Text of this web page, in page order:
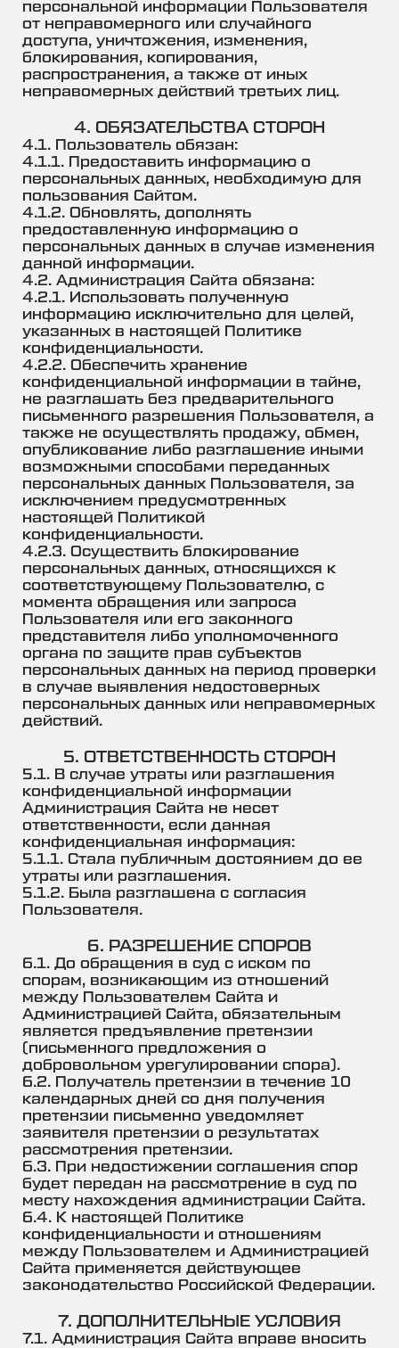
персональной информации Пользователя
от неправомерного или случайного
доступа, уничтожения, изменения,
блокирования, копирования,
распространения, а также от иных
неправомерных действий третьих лиц.
4. ОБЯЗАТЕЛЬСТВА СТОРОН
4.1. Пользователь обязан:
4.1.1. Предоставить информацию о
персональных данных, необходимую для
пользования Сайтом.
4.1.2. Обновлять, дополнять
предоставленную информацию о
персональных данных в случае изменения
данной информации.
4.2. Администрация Сайта обязана:
4.2.1. Использовать полученную
информацию исключительно для целей,
указанных в настоящей Политике
конфиденциальности.
4.2.2. Обеспечить хранение
конфиденциальной информации в тайне,
не разглашать без предварительного
письменного разрешения Пользователя, а
также не осуществлять продажу, обмен,
опубликование либо разглашение иными
возможными способами переданных
персональных данных Пользователя, за
исключением предусмотренных
настоящей Политикой
конфиденциальности.
4.2.3. Осуществить блокирование
персональных данных, относящихся к
соответствующему Пользователю, с
момента обращения или запроса
Пользователя или его законного
представителя либо уполномоченного
органа по защите прав субъектов
персональных данных на период проверки
в случае выявления недостоверных
персональных данных или неправомерных
действий.
5. ОТВЕТСТВЕННОСТЬ СТОРОН
5.1. В случае утраты или разглашения
конфиденциальной информации
Администрация Сайта не несет
ответственности, если данная
конфиденциальная информация:
5.1.1. Стала публичным достоянием до ее
утраты или разглашения.
5.1.2. Была разглашена с согласия
Пользователя.
6. РАЗРЕШЕНИЕ СПОРОВ
6.1. До обращения в суд с иском по
спорам, возникающим из отношений
между Пользователем Сайта и
Администрацией Сайта, обязательным
является предъявление претензии
(письменного предложения о
добровольном урегулировании спора).
6.2. Получатель претензии в течение 10
календарных дней со дня получения
претензии письменно уведомляет
заявителя претензии о результатах
рассмотрения претензии.
6.3. При недостижении соглашения спор
будет передан на рассмотрение в суд по
месту нахождения администрации Сайта.
6.4. К настоящей Политике
конфиденциальности и отношениям
между Пользователем и Администрацией
Сайта применяется действующее
законодательство Российской Федерации.
7. ДОПОЛНИТЕЛЬНЫЕ УСЛОВИЯ
7.1. Администрация Сайта вправе вносить